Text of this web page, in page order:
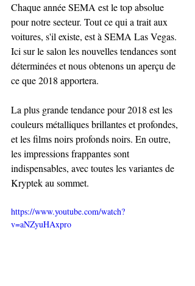
Chaque année SEMA est le top absolue
pour notre secteur. Tout ce qui a trait aux
voitures, s'il existe, est à SEMA Las Vegas.
Ici sur le salon les nouvelles tendances sont
déterminées et nous obtenons un aperçu de
ce que 2018 apportera.
La plus grande tendance pour 2018 est les
couleurs métalliques brillantes et profondes,
et les films noirs profonds noirs. En outre,
les impressions frappantes sont
indispensables, avec toutes les variantes de
Kryptek au sommet.
https://www.youtube.com/watch?
v=aNZyuHAxpro